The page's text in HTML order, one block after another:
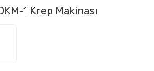
1 Krep Makinası